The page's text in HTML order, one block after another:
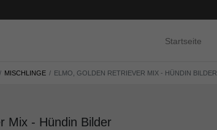
Startseite
MISCHLINGE ELMO, GOLDEN RETRIEVER MIX - HÜNDIN BILDER
Mix - Hündin Bilder